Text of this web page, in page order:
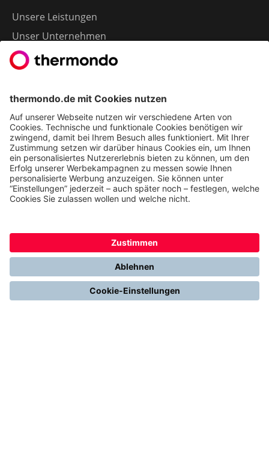
Unsere Leistungen
Unser Unternehmen
Presse
Kontakt
Kundenservice & FAQ
Erfahrungen & Storys unserer Kunden
Freunde empfehlen: 300 € Prämie sichern
Ethics & Compliance bei thermondo
FÜR SIE
Heizen mit Wärmepumpe
Stromerzeugung mit Photovoltaik
Gesetze & Regelungen